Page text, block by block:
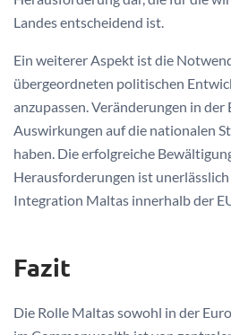
Landes entscheidend ist.
Ein weiterer Aspekt ist die
übergeordneten politischen
anzupassen. Veränderungen in
Auswirkungen auf die nationalen
haben. Die erfolgreiche
Herausforderungen ist
Integration Maltas innerhalb der
Fazit
Die Rolle Maltas sowohl in der